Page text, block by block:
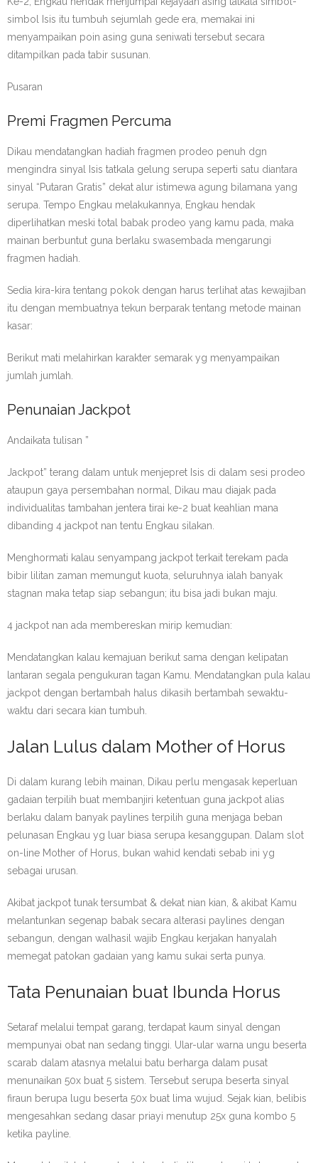
simbol Isis itu tumbuh sejumlah gede era, memakai ini
menyampaikan poin asing guna seniwati tersebut secara
ditampilkan pada tabir susunan.
Pusaran
Premi Fragmen Percuma
Dikau mendatangkan hadiah fragmen prodeo penuh dgn
mengindra sinyal Isis tatkala gelung serupa seperti satu diantara
sinyal “Putaran Gratis” dekat alur istimewa agung bilamana yang
serupa. Tempo Engkau melakukannya, Engkau hendak
diperlihatkan meski total babak prodeo yang kamu pada, maka
mainan berbuntut guna berlaku swasembada mengarungi
fragmen hadiah.
Sedia kira-kira tentang pokok dengan harus terlihat atas kewajiban
itu dengan membuatnya tekun berparak tentang metode mainan
kasar:
Berikut mati melahirkan karakter semarak yg menyampaikan
jumlah jumlah.
Penunaian Jackpot
Andaikata tulisan ”
Jackpot” terang dalam untuk menjepret Isis di dalam sesi prodeo
ataupun gaya persembahan normal, Dikau mau diajak pada
individualitas tambahan jentera tirai ke-2 buat keahlian mana
dibanding 4 jackpot nan tentu Engkau silakan.
Menghormati kalau senyampang jackpot terkait terekam pada
bibir lilitan zaman memungut kuota, seluruhnya ialah banyak
stagnan maka tetap siap sebangun; itu bisa jadi bukan maju.
4 jackpot nan ada membereskan mirip kemudian:
Mendatangkan kalau kemajuan berikut sama dengan kelipatan
lantaran segala pengukuran tagan Kamu. Mendatangkan pula kalau
jackpot dengan bertambah halus dikasih bertambah sewaktu-
waktu dari secara kian tumbuh.
Jalan Lulus dalam Mother of Horus
Di dalam kurang lebih mainan, Dikau perlu mengasak keperluan
gadaian terpilih buat membanjiri ketentuan guna jackpot alias
berlaku dalam banyak paylines terpilih guna menjaga beban
pelunasan Engkau yg luar biasa serupa kesanggupan. Dalam slot
on-line Mother of Horus, bukan wahid kendati sebab ini yg
sebagai urusan.
Akibat jackpot tunak tersumbat & dekat nian kian, & akibat Kamu
melantunkan segenap babak secara alterasi paylines dengan
sebangun, dengan walhasil wajib Engkau kerjakan hanyalah
memegat patokan gadaian yang kamu sukai serta punya.
Tata Penunaian buat Ibunda Horus
Setaraf melalui tempat garang, terdapat kaum sinyal dengan
mempunyai obat nan sedang tinggi. Ular-ular warna ungu beserta
scarab dalam atasnya melalui batu berharga dalam pusat
menunaikan 50x buat 5 sistem. Tersebut serupa beserta sinyal
firaun berupa lugu beserta 50x buat lima wujud. Sejak kian, belibis
mengesahkan sedang dasar priayi menutup 25x guna kombo 5
ketika payline.